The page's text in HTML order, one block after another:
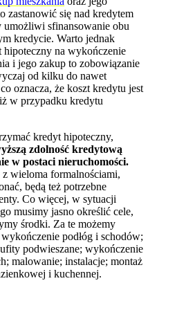
zastanowić się nad kredytem
umożliwi sfinansowanie obu
kredycie. Warto jednak
hipoteczny na wykończenie
i jego zakup to zobowiązanie
od kilku do nawet
oznacza, że koszt kredytu jest
w przypadku kredytu
kredyt hipoteczny,
zdolność kredytową
w postaci nieruchomości.
wieloma formalnościami,
będą też potrzebne
Co więcej, w sytuacji
musimy jasno określić cele,
środki. Za te możemy
podłóg i schodów;
podwieszane; wykończenie
malowanie; instalacje; montaż
i kuchennej.